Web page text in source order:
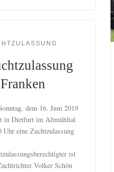
dem 16. Juni 2019
in Dietfurt im Altmühltal
Uhr eine Zuchtzulassung
ist
Volker Schön